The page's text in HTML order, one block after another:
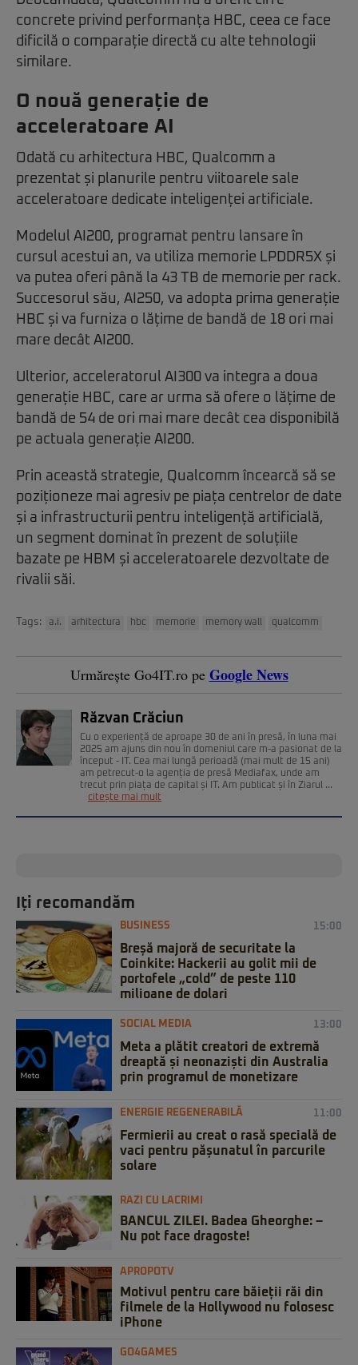
concrete privind performanța HBC, ceea ce face
dificilă o comparație directă cu alte tehnologii
similare.
O nouă generație de
acceleratoare AI
Odată cu arhitectura HBC, Qualcomm a
prezentat și planurile pentru viitoarele sale
acceleratoare dedicate inteligenței artificiale.
Modelul AI200, programat pentru lansare în
cursul acestui an, va utiliza memorie LPDDR5X și
va putea oferi până la 43 TB de memorie per rack.
Succesorul său, AI250, va adopta prima generație
HBC și va furniza o lățime de bandă de 18 ori mai
mare decât AI200.
Ulterior, acceleratorul AI300 va integra a doua
generație HBC, care ar urma să ofere o lățime de
bandă de 54 de ori mai mare decât cea disponibilă
pe actuala generație AI200.
Prin această strategie, Qualcomm încearcă să se
poziționeze mai agresiv pe piața centrelor de date
și a infrastructurii pentru inteligență artificială,
un segment dominat în prezent de soluțiile
bazate pe HBM și acceleratoarele dezvoltate de
rivalii săi.
Tags: a.i. arhitectura hbc memorie memory wall qualcomm
Urmărește Go4IT.ro pe Google News
Răzvan Crăciun
Cu o experiență de aproape 30 de ani în presă, în luna mai
2025 am ajuns din nou în domeniul care m-a pasionat de la
început - IT. Cea mai lungă perioadă (mai mult de 15 ani)
am petrecut-o la agenția de presă Mediafax, unde am
trecut prin piața de capital și IT. Am publicat și în Ziarul ...
citește mai mult
Iți recomandăm
BUSINESS 15:00
Breșă majoră de securitate la
Coinkite: Hackerii au golit mii de
portofele „cold” de peste 110
milioane de dolari
SOCIAL MEDIA 13:00
Meta a plătit creatori de extremă
dreaptă și neonaziști din Australia
prin programul de monetizare
ENERGIE REGENERABILĂ 11:00
Fermierii au creat o rasă specială de
vaci pentru pășunatul în parcurile
solare
RAZI CU LACRIMI
BANCUL ZILEI. Badea Gheorghe: –
Nu pot face dragoste!
APROPOTV
Motivul pentru care băieții răi din
filmele de la Hollywood nu folosesc
iPhone
GO4GAMES